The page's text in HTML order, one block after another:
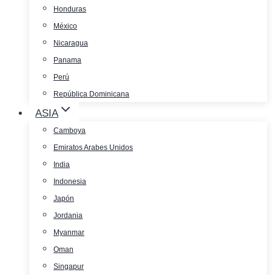
Honduras
México
Nicaragua
Panama
Perú
República Dominicana
ASIA
Camboya
Emiratos Arabes Unidos
India
Indonesia
Japón
Jordania
Myanmar
Oman
Singapur